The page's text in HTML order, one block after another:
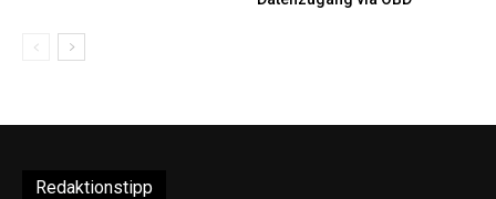
Redaktionstipp